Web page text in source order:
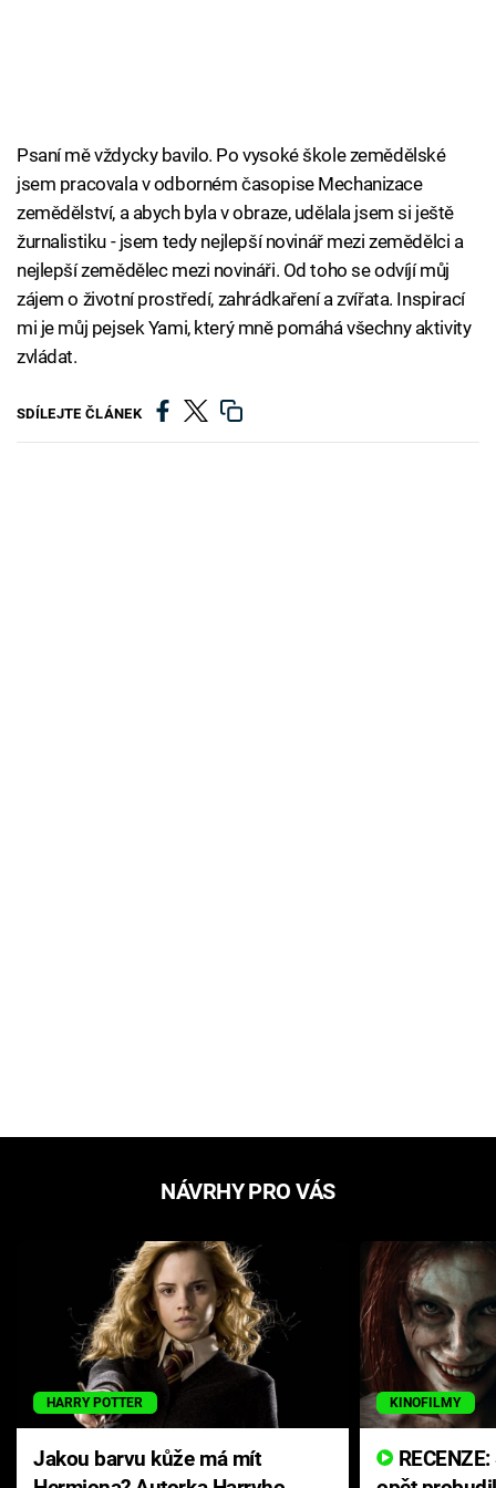
Sledujte prima+
Přihlášení
Sledujte nás
Psaní mě vždycky bavilo. Po vysoké škole zemědělské
jsem pracovala v odborném časopise Mechanizace
zemědělství, a abych byla v obraze, udělala jsem si ještě
žurnalistiku - jsem tedy nejlepší novinář mezi zemědělci a
nejlepší zemědělec mezi novináři. Od toho se odvíjí můj
zájem o životní prostředí, zahrádkaření a zvířata. Inspirací
mi je můj pejsek Yami, který mně pomáhá všechny aktivity
zvládat.
SDÍLEJTE ČLÁNEK
NÁVRHY PRO VÁS
HARRY POTTER
Jakou barvu kůže má mít
KINOFILMY